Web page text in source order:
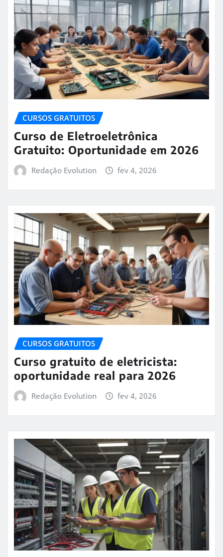
CURSOS GRATUITOS
Curso de Eletroeletrônica
Gratuito: Oportunidade em 2026
Redação Evolution fev 4, 2026
CURSOS GRATUITOS
Curso gratuito de eletricista:
oportunidade real para 2026
Redação Evolution fev 4, 2026